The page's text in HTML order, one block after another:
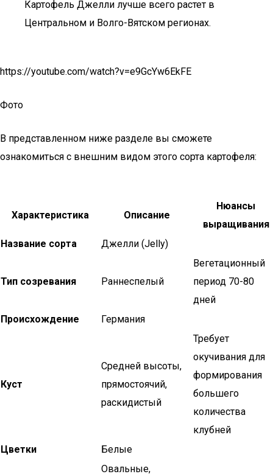
Картофель Джелли лучше всего растет в
Центральном и Волго-Вятском регионах.
https://youtube.com/watch?v=e9GcYw6EkFE
Фото
В представленном ниже разделе вы сможете
ознакомиться с внешним видом этого сорта картофеля:
Характеристика Описание
Нюансы
выращивания
Название сорта
Джелли (Jelly)
Тип созревания Раннеспелый
Вегетационный
период 70-80
дней
Происхождение
Германия
Куст
Средней высоты,
прямостоячий,
раскидистый
Требует
окучивания для
формирования
большего
количества
клубней
Цветки
Белые
Овальные,